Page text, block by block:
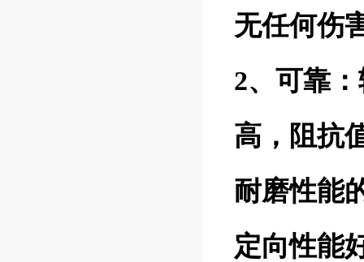
无任何伤
2、可靠
高，阻抗
耐磨性能
定向性能